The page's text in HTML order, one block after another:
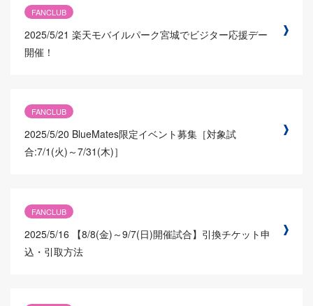
FANCLUB
2025/5/21 楽天モバイルパーク宮城でビジター応援デー
開催！
FANCLUB
2025/5/20 BlueMates限定イベント募集［対象試
合:7/1(火)～7/31(木)］
FANCLUB
2025/5/16
【8/8(金)～9/7(日)開催試合】引換チケット申
込・引取方法